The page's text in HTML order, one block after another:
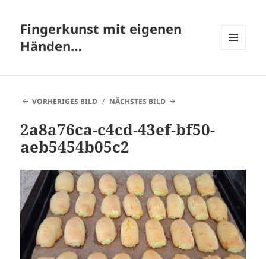
Fingerkunst mit eigenen
Händen…
VORHERIGES BILD NÄCHSTES BILD
2a8a76ca-c4cd-43ef-bf50-
aeb5454b05c2